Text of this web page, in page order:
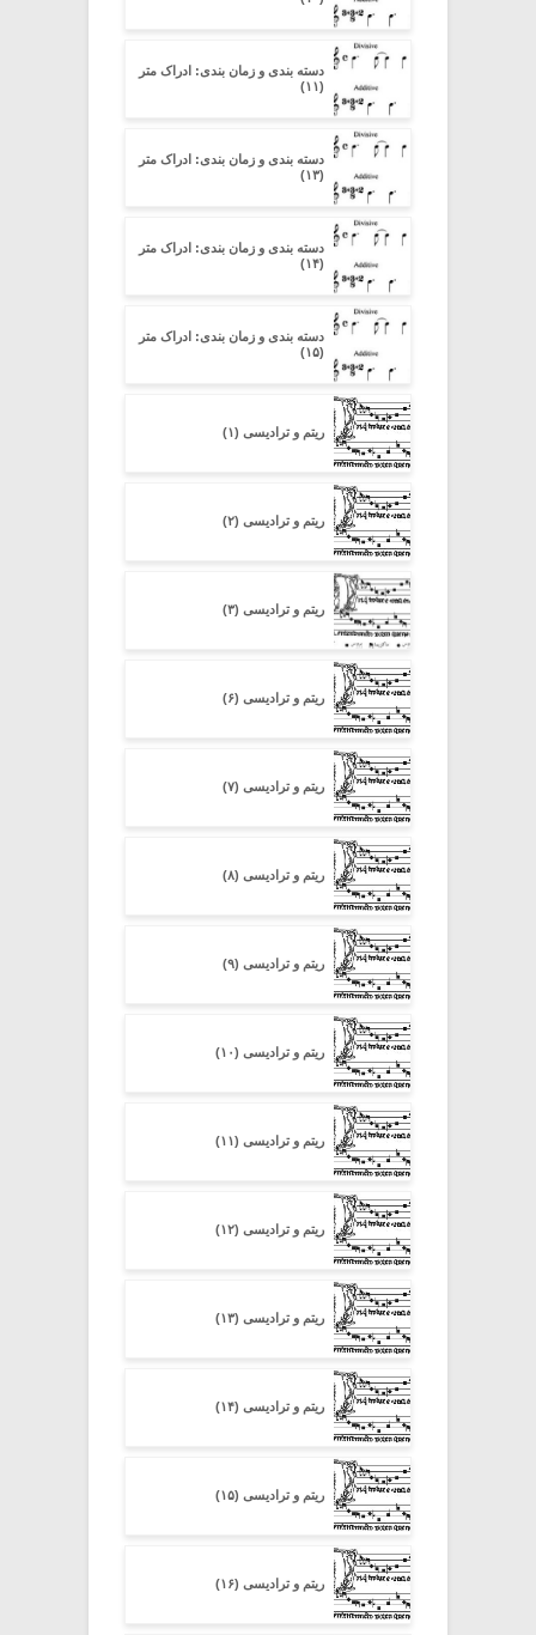
دسته بندی و زمان بندی: ادراک متر
(۱۱)
دسته بندی و زمان بندی: ادراک متر
(۱۳)
دسته بندی و زمان بندی: ادراک متر
(۱۴)
دسته بندی و زمان بندی: ادراک متر
(۱۵)
ریتم و ترادیسی (۱)
ریتم و ترادیسی (۲)
ریتم و ترادیسی (۳)
ریتم و ترادیسی (۶)
ریتم و ترادیسی (۷)
ریتم و ترادیسی (۸)
ریتم و ترادیسی (۹)
ریتم و ترادیسی (۱۰)
ریتم و ترادیسی (۱۱)
ریتم و ترادیسی (۱۲)
ریتم و ترادیسی (۱۳)
ریتم و ترادیسی (۱۴)
ریتم و ترادیسی (۱۵)
ریتم و ترادیسی (۱۶)